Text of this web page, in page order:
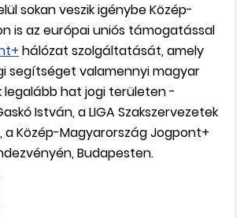
sokan veszik igénybe Közép-
is az európai uniós támogatással
hálózat szolgáltatását, amely
segítséget valamennyi magyar
legalább hat jogi területen -
István, a LIGA Szakszervezetek
a Közép-Magyarország Jogpont+
Budapesten.